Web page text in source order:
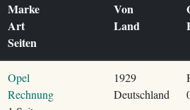
Marke
Art
Seiten
Von
Land
Opel
Rechnung
1929
Deutschland